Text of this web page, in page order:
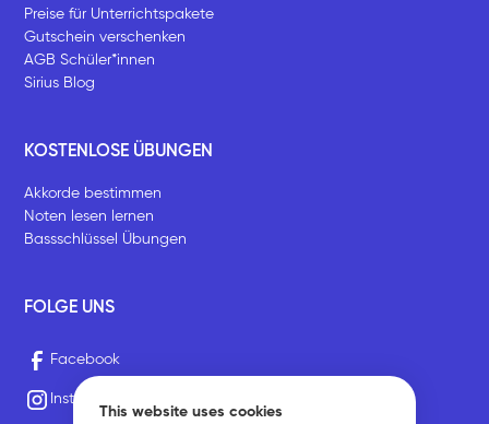
This website uses cookies
Preise für Unterrichtspakete
Gutschein verschenken
AGB Schüler*innen
Sirius Blog
KOSTENLOSE ÜBUNGEN
Akkorde bestimmen
Noten lesen lernen
Bassschlüssel Übungen
FOLGE UNS
Facebook
Instagram